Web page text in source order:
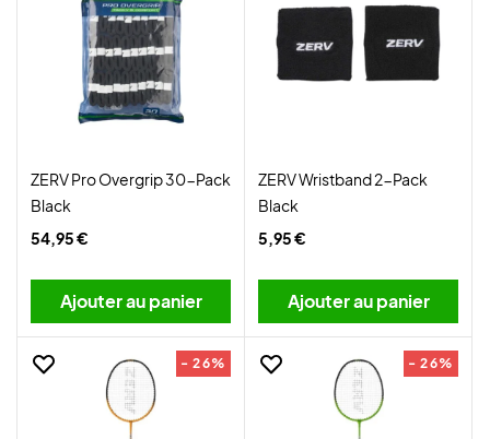
ZERV Pro Overgrip 30-Pack
Black
54,95 €
Ajouter au panier
ZERV Wristband 2-Pack
Black
5,95 €
Ajouter au panier
- 26% - 26%